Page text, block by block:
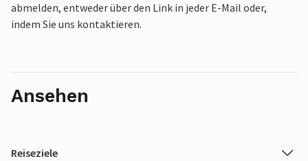
abmelden, entweder über den Link in jeder E-Mail oder,
indem Sie uns kontaktieren.
Ansehen
Reiseziele